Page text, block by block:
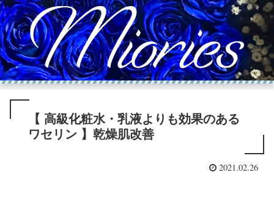
【 高級化粧水・乳液よりも効果のある
ワセリン 】乾燥肌改善
2021.02.26